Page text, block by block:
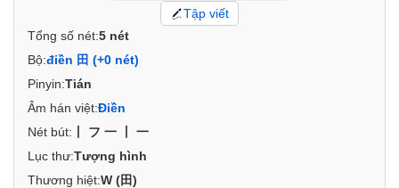
Tập viết
Tổng số nét:5 nét
Bộ:điền 田 (+0 nét)
Pinyin:Tián
Âm hán việt:Điền
Nét bút: 丨フ一丨一
Lục thư:Tượng hình
Thương hiệt:W (田)